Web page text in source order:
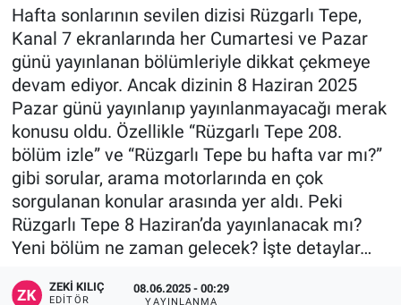
Hafta sonlarının sevilen dizisi Rüzgarlı Tepe,
Kanal 7 ekranlarında her Cumartesi ve Pazar
günü yayınlanan bölümleriyle dikkat çekmeye
devam ediyor. Ancak dizinin 8 Haziran 2025
Pazar günü yayınlanıp yayınlanmayacağı merak
konusu oldu. Özellikle “Rüzgarlı Tepe 208.
bölüm izle” ve “Rüzgarlı Tepe bu hafta var mı?”
gibi sorular, arama motorlarında en çok
sorgulanan konular arasında yer aldı. Peki
Rüzgarlı Tepe 8 Haziran’da yayınlanacak mı?
Yeni bölüm ne zaman gelecek? İşte detaylar…
ZEKI KILIÇ
EDITÖR
08.06.2025 - 00:29
YAYINLANMA